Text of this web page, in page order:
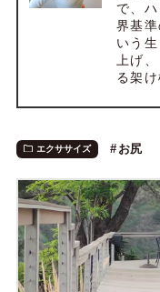
で、
界基
いう
上げ
る架け
エクササイズ お尻